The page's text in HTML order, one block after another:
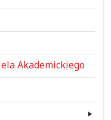
Akademickiego